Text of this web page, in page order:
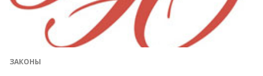
ЗАКОНЫ